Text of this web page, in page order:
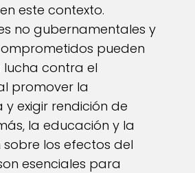
este contexto.
no gubernamentales y
pueden
contra el
promover la
exigir rendición de
la educación y la
sobre los efectos del
esenciales para